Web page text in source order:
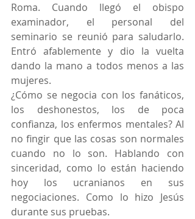
Roma. Cuando llegó el obispo
examinador, el personal del
seminario se reunió para saludarlo.
Entró afablemente y dio la vuelta
dando la mano a todos menos a las
mujeres.
¿Cómo se negocia con los fanáticos,
los deshonestos, los de poca
confianza, los enfermos mentales? Al
no fingir que las cosas son normales
cuando no lo son. Hablando con
sinceridad, como lo están haciendo
hoy los ucranianos en sus
negociaciones. Como lo hizo Jesús
durante sus pruebas.